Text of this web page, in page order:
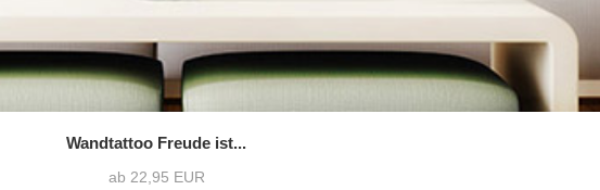
Wandtattoo Freude ist...
ab 22,95 EUR